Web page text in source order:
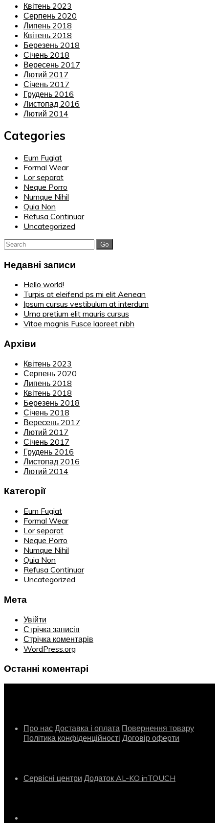
Квітень 2023
Серпень 2020
Липень 2018
Квітень 2018
Березень 2018
Січень 2018
Вересень 2017
Лютий 2017
Січень 2017
Грудень 2016
Листопад 2016
Лютий 2014
Categories
Eum Fugiat
Formal Wear
Lor separat
Neque Porro
Numque Nihil
Quia Non
Refusa Continuar
Uncategorized
Search
for:
Недавні записи
Hello world!
Turpis at eleifend ps mi elit Aenean
Ipsum cursus vestibulum at interdum
Urna pretium elit mauris cursus
Vitae magnis Fusce laoreet nibh
Архіви
Квітень 2023
Серпень 2020
Липень 2018
Квітень 2018
Березень 2018
Січень 2018
Вересень 2017
Лютий 2017
Січень 2017
Грудень 2016
Листопад 2016
Лютий 2014
Категорії
Eum Fugiat
Formal Wear
Lor separat
Neque Porro
Numque Nihil
Quia Non
Refusa Continuar
Uncategorized
Мета
Увійти
Стрічка записів
Стрічка коментарів
WordPress.org
Останні коментарі
Про нас Доставка і оплата Повернення товару
Політика конфіденційності Договір оферти
Сервісні центри Додаток AL-KO inTOUCH